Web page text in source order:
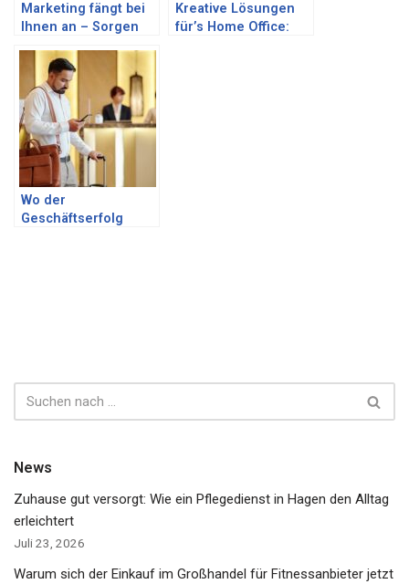
Marketing fängt bei
Ihnen an – Sorgen
ordentliches
Äußeres
Kreative Lösungen
für’s Home Office:
Wo der
Geschäftserfolg
News
Zuhause gut versorgt: Wie ein Pflegedienst in Hagen den Alltag
erleichtert
Juli 23, 2026
Warum sich der Einkauf im Großhandel für Fitnessanbieter jetzt